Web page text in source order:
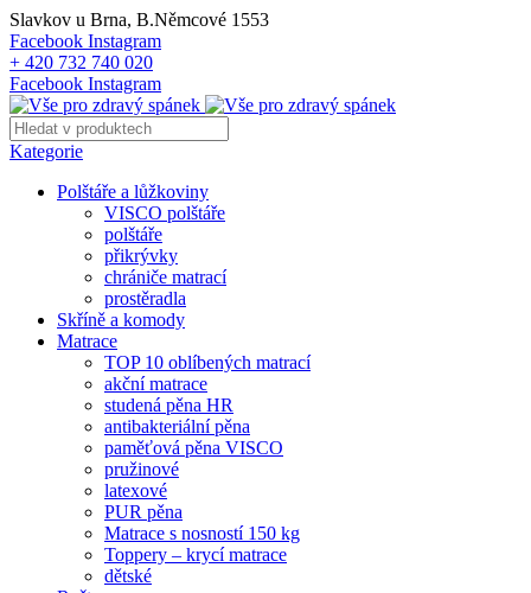
Slavkov u Brna, B.Němcové 1553
Facebook Instagram
+ 420 732 740 020
Facebook Instagram
Kategorie
Polštáře a lůžkoviny
VISCO polštáře
polštáře
přikrývky
chrániče matrací
prostěradla
Skříně a komody
Matrace
TOP 10 oblíbených matrací
akční matrace
studená pěna HR
antibakteriální pěna
paměťová pěna VISCO
pružinové
latexové
PUR pěna
Matrace s nosností 150 kg
Toppery – krycí matrace
dětské